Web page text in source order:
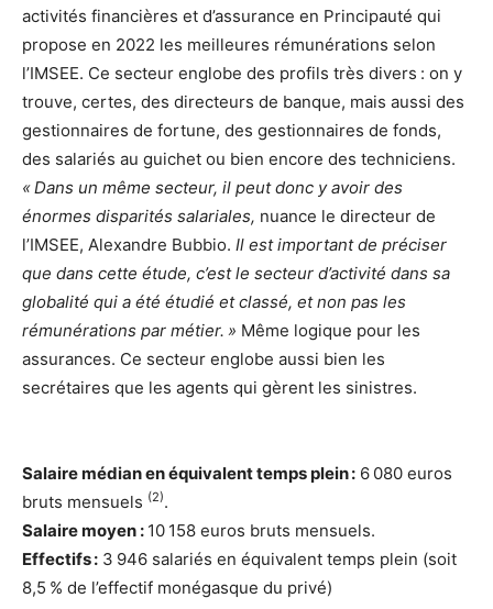
activités financières et d’assurance en Principauté qui
propose en 2022 les meilleures rémunérations selon
l’IMSEE. Ce secteur englobe des profils très divers : on y
trouve, certes, des directeurs de banque, mais aussi des
gestionnaires de fortune, des gestionnaires de fonds,
des salariés au guichet ou bien encore des techniciens.
« Dans un même secteur, il peut donc y avoir des
énormes disparités salariales, nuance le directeur de
l’IMSEE, Alexandre Bubbio. Il est important de préciser
que dans cette étude, c’est le secteur d’activité dans sa
globalité qui a été étudié et classé, et non pas les
rémunérations par métier. » Même logique pour les
assurances. Ce secteur englobe aussi bien les
secrétaires que les agents qui gèrent les sinistres.
Salaire médian en équivalent temps plein : 6 080 euros
bruts mensuels (2).
Salaire moyen : 10 158 euros bruts mensuels.
Effectifs : 3 946 salariés en équivalent temps plein (soit
8,5 % de l’effectif monégasque du privé)